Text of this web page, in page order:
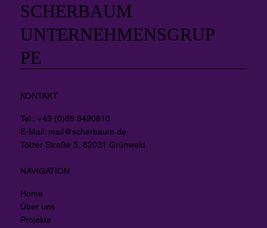
SCHERBAUM
UNTERNEHMENSGRUP
PE
KONTAKT
Tel.: +49 (0)89 6490610
E-Mail: mail@scherbaum.de
Tölzer Straße 5, 82031 Grünwald
NAVIGATION
Home
Über uns
Projekte